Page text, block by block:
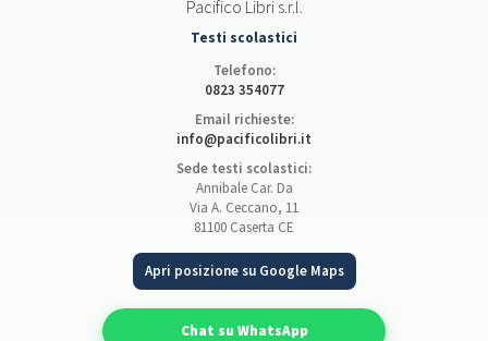
Pacifico Libri s.r.l.
Testi scolastici
Telefono:
0823 354077
Email richieste:
info@pacificolibri.it
Sede testi scolastici:
Annibale Car. Da
Via A. Ceccano, 11
81100 Caserta CE
Apri posizione su Google Maps
Chat su WhatsApp